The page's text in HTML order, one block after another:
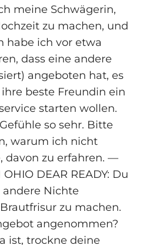
meine Schwägerin,
zu machen, und
habe ich vor etwa
dass eine andere
angeboten hat, es
beste Freundin ein
starten wollen.
so sehr. Bitte
warum ich nicht
davon zu erfahren. —
OHIO DEAR READY: Du
andere Nichte
zu machen.
angenommen?
ist, trockne deine